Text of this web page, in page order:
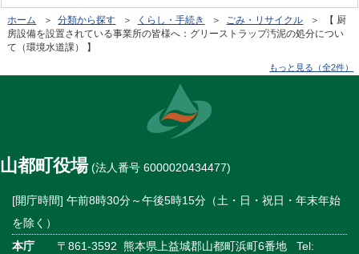
ホーム ＞分類から探す ＞ くらし・手続き ＞ ごみ・リサイクル ＞ 【 厨
房設備を設置されている事業所の皆様へ：グリーストラップ汚泥の処分につい
て（環境水道課） 】
もっと見る（全2件）
山都町役場(法人番号 6000020434477)
[開庁時間] 午前8時30分～午後5時15分（土・日・祝日・年末年始
を除く）
本庁 〒861-3592 熊本県上益城郡山都町浜町6番地 Tel: